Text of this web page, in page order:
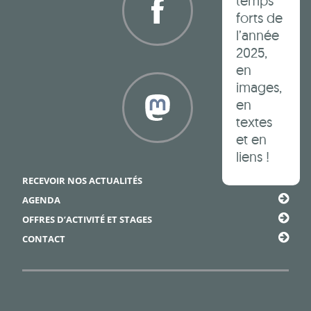
forts de
l’année
2025,
en
images,
en
textes
et en
liens !
RECEVOIR NOS ACTUALITÉS
AGENDA
OFFRES D’ACTIVITÉ ET STAGES
CONTACT